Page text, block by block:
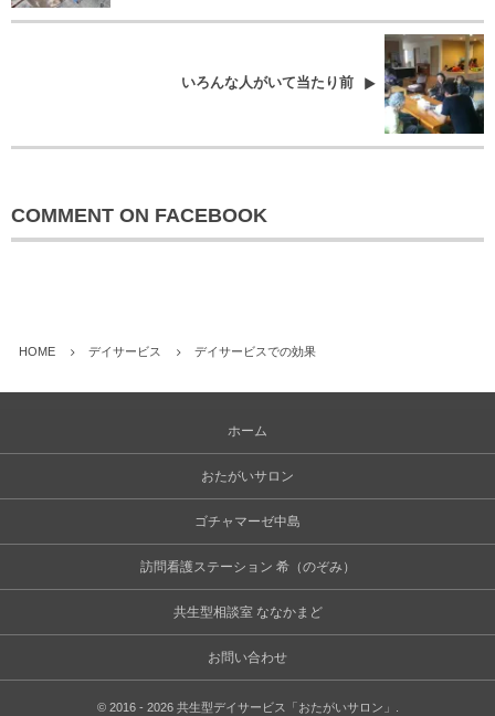
いろんな人がいて当たり前
COMMENT ON FACEBOOK
HOME デイサービス デイサービスでの効果
ホーム
おたがいサロン
ゴチャマーゼ中島
訪問看護ステーション 希（のぞみ）
共生型相談室 ななかまど
お問い合わせ
© 2016 - 2026 共生型デイサービス「おたがいサロン」